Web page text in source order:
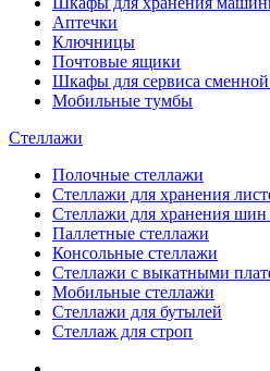
Аптечки
Ключницы
Почтовые ящики
Шкафы для сервиса
Мобильные тумбы
Стеллажи
Полочные стеллажи
Стеллажи для хранения
Стеллажи для хранения шин
Паллетные стеллажи
Консольные стеллажи
Стеллажи с выкатными
Мобильные стеллажи
Стеллажи для бутылей
Стеллаж для строп